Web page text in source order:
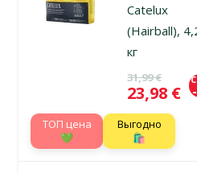
Catelux
(Hairball),
кг
Исходная
31,99 €
Цена
23,98 €
TOП цена
💚
Выгодно
🛍️